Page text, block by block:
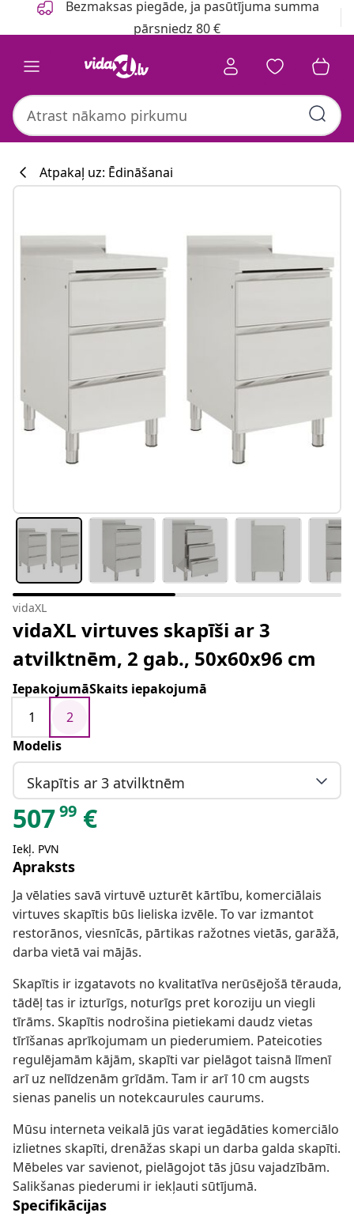
Bezmaksas piegāde, ja pasūtījuma summa
pārsniedz 80 €
Atpakaļ uz: Ēdināšanai
vidaXL
vidaXL virtuves skapīši ar 3
atvilktnēm, 2 gab., 50x60x96 cm
IepakojumāSkaits iepakojumā
1
2
Modelis
Skapītis ar 3 atvilktnēm
50799 €
Iekļ. PVN
Apraksts
Ja vēlaties savā virtuvē uzturēt kārtību, komerciālais
virtuves skapītis būs lieliska izvēle. To var izmantot
restorānos, viesnīcās, pārtikas ražotnes vietās, garāžā,
darba vietā vai mājās.
Skapītis ir izgatavots no kvalitatīva nerūsējošā tērauda,
tādēļ tas ir izturīgs, noturīgs pret koroziju un viegli
tīrāms. Skapītis nodrošina pietiekami daudz vietas
tīrīšanas aprīkojumam un piederumiem. Pateicoties
regulējamām kājām, skapīti var pielāgot taisnā līmenī
arī uz nelīdzenām grīdām. Tam ir arī 10 cm augsts
sienas panelis un notekcaurules caurums.
Mūsu interneta veikalā jūs varat iegādāties komerciālo
izlietnes skapīti, drenāžas skapi un darba galda skapīti.
Mēbeles var savienot, pielāgojot tās jūsu vajadzībām.
Salikšanas piederumi ir iekļauti sūtījumā.
Specifikācijas